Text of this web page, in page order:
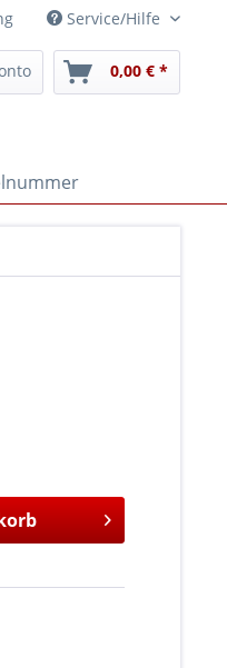
Service/Hilfe
0,00 € *